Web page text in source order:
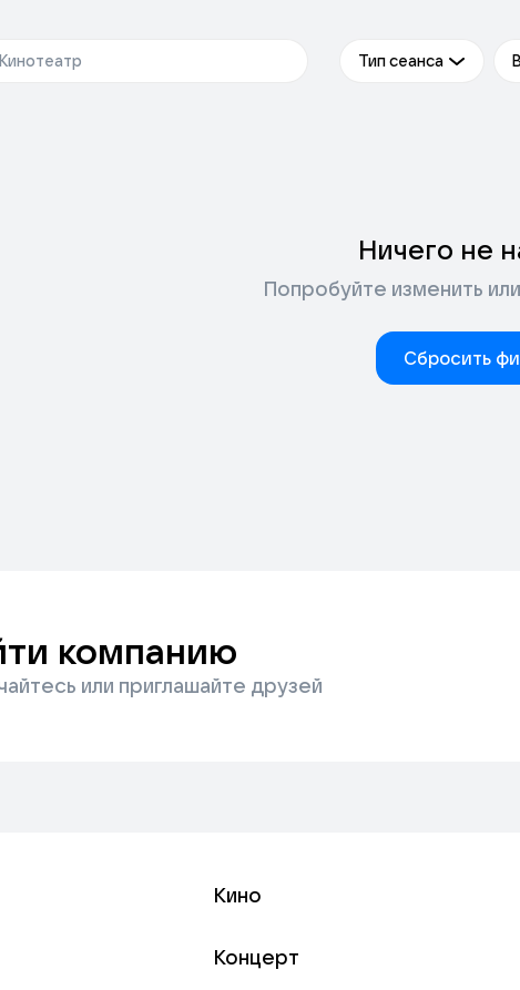
Тип сеанса
Ничего не
Попробуйте изменить
Сбросить
компанию
или приглашайте друзей
Кино
Концерт